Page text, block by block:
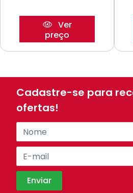
Ver
preço
Cadastre-se para
ofertas!